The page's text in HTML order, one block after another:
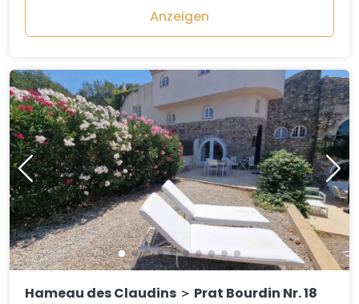
Anzeigen
Hameau des Claudins ＞ Prat Bourdin Nr. 18